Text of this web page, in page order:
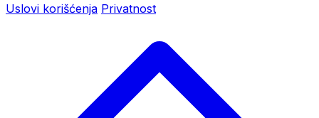
Uslovi korišćenja Privatnost